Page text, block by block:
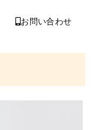
お問い合わせ